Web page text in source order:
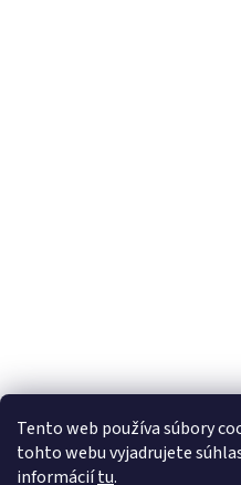
Tento web používa súbory
tohto webu vyjadrujete
informáciítu.